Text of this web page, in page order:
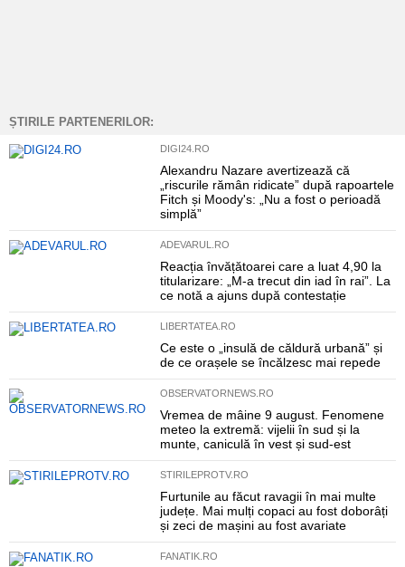
ȘTIRILE PARTENERILOR:
DIGI24.RO
Alexandru Nazare avertizează că
„riscurile rămân ridicate” după rapoartele
Fitch și Moody's: „Nu a fost o perioadă
simplă”
ADEVARUL.RO
Reacția învățătoarei care a luat 4,90 la
titularizare: „M-a trecut din iad în rai”. La
ce notă a ajuns după contestație
LIBERTATEA.RO
Ce este o „insulă de căldură urbană” și
de ce orașele se încălzesc mai repede
OBSERVATORNEWS.RO
Vremea de mâine 9 august. Fenomene
meteo la extremă: vijelii în sud și la
munte, caniculă în vest și sud-est
STIRILEPROTV.RO
Furtunile au făcut ravagii în mai multe
județe. Mai mulți copaci au fost doborâți
și zeci de mașini au fost avariate
FANATIK.RO